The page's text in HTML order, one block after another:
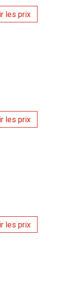
les prix
les prix
les prix